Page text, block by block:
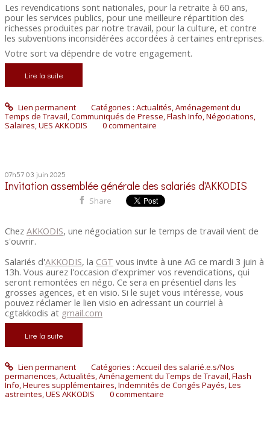
Les revendications sont nationales, pour la retraite à 60 ans,
pour les services publics, pour une meilleure répartition des
richesses produites par notre travail, pour la culture, et contre
les subventions inconsidérées accordées à certaines entreprises.
Votre sort va dépendre de votre engagement.
Lire la suite
Lien permanent Catégories : Actualités,Aménagement du
Temps de Travail,Communiqués de Presse,Flash Info,Négociations,
Salaires,UES AKKODIS 0commentaire
07h5703 juin 2025
Invitation assemblée générale des salariés d'AKKODIS
Share
ChezAKKODIS, une négociation sur le temps de travail vient de
s'ouvrir.
Salariés d'AKKODIS, la CGT vous invite à une AG ce mardi 3 juin à
13h. Vous aurez l'occasion d'exprimer vos revendications, qui
seront remontées en négo. Ce sera en présentiel dans les
grosses agences, et en visio. Si le sujet vous intéresse, vous
pouvez réclamer le lien visio en adressant un courriel à
cgtakkodis at gmail.com
Lire la suite
Lien permanent Catégories : Accueil des salarié.e.s/Nos
permanences,Actualités,Aménagement du Temps de Travail,Flash
Info,Heures supplémentaires,Indemnités de Congés Payés,Les
astreintes,UES AKKODIS 0commentaire